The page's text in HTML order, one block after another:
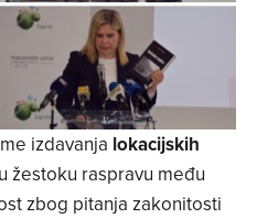
izdavanja lokacijskih
žestoku raspravu među
zbog pitanja zakonitosti